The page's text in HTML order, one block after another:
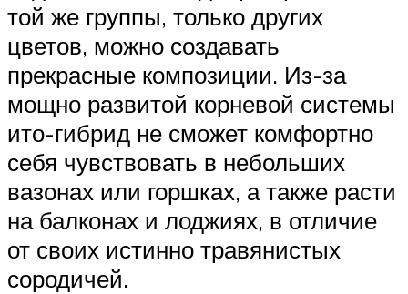
той же группы, только других
цветов, можно создавать
прекрасные композиции. Из-за
мощно развитой корневой системы
ито-гибрид не сможет комфортно
себя чувствовать в небольших
вазонах или горшках, а также расти
на балконах и лоджиях, в отличие
от своих истинно травянистых
сородичей.